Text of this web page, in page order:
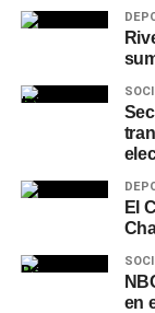
El
en